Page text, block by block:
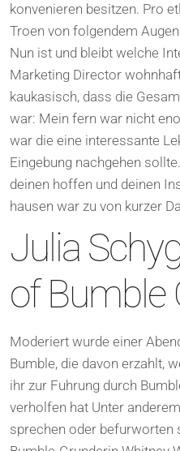
konvenieren besitzen. Pro
Troen von folgendem
Nun ist und bleibt welche
Marketing Director
kaukasisch, dass die
war: Mein fern war nicht
war die eine interessante
Eingebung nachgehen
deinen hoffen und deinen
hausen war zu von kurzer
Julia
of Bumble
Moderiert wurde einer
Bumble, die davon erzahlt,
ihr zur Fuhrung durch
verholfen hat Unter
sprechen oder befurworten